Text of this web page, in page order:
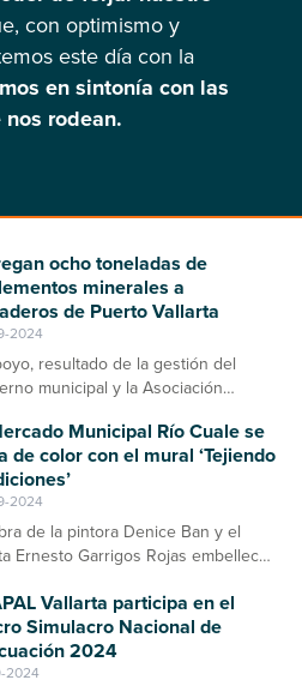
con optimismo y
este día con la
en sintonía con las
rodean.
ocho toneladas de
minerales a
de Puerto Vallarta
2024
resultado de la gestión del
municipal y la Asociación
en el ganado bovino
Municipal Río Cuale se
de color con el mural ‘Tejiendo
2024
de la pintora Denice Ban y el
Ernesto Garrigos Rojas embellece
un espacio de arte y cultura en
Vallarta
Vallarta participa en el
Simulacro Nacional de
2024
2024